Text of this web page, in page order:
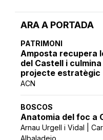
ARA A PORTADA
PATRIMONI
Amposta recupera
del Castell i culmina
projecte estratègic
ACN
BOSCOS
Anatomia del foc a
Arnau Urgell i Vidal |
Albaladejo